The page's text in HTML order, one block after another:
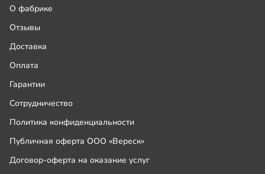
О фабрике
Отзывы
Доставка
Оплата
Гарантии
Сотрудничество
Политика конфиденциальности
Публичная оферта ООО «Вереск»
Договор-оферта на оказание услуг